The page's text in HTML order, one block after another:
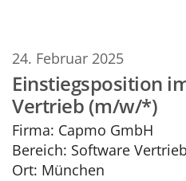
24. Februar 2025
Einstiegsposition
Vertrieb (m/w/*)
Firma: Capmo GmbH
Bereich: Software Vertrieb
Ort: München